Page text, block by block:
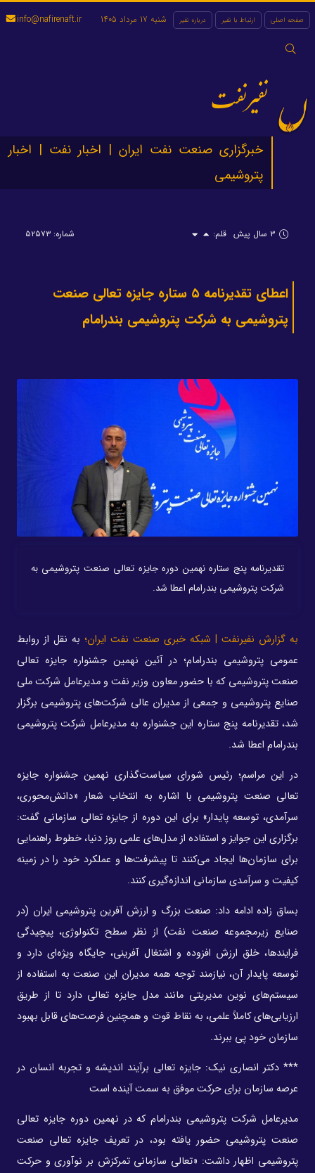
صفحه اصلی ارتباط با نفیر درباره نفیر
جستجو
شنبه 17 مرداد 1405 info@nafirenaft.ir
نفیرنفت
خبرگزاری صنعت نفت ایران | اخبار نفت | اخبار
پتروشیمی
۳ سال پیش قلم: شماره: ۵۲۵۷۳
اعطای تقدیرنامه ۵ ستاره جایزه تعالی صنعت
پتروشیمی به شرکت پتروشیمی بندرامام
تقدیرنامه پنج ستاره نهمین دوره جایزه تعالی صنعت پتروشیمی به
شرکت پتروشیمی بندرامام اعطا شد.
به گزارش نفیرنفت | شبکه خبری صنعت نفت ایران؛ به نقل از روابط
عمومی پتروشیمی بندرامام؛ در آئین نهمین جشنواره جایزه تعالی
صنعت پتروشیمی که با حضور معاون وزیر نفت و مدیرعامل شرکت ملی
صنایع پتروشیمی و جمعی از مدیران عالی شرکت‌های پتروشیمی برگزار
شد، تقدیرنامه پنج ستاره این جشنواره به مدیرعامل شرکت پتروشیمی
بندرامام اعطا شد.
در این مراسم؛ رئیس شورای سیاست‌گذاری نهمین جشنواره جایزه
تعالی صنعت پتروشیمی با اشاره به انتخاب شعار «دانش‌محوری،
سرآمدی، توسعه پایدار» برای این دوره از جایزه تعالی سازمانی گفت:
برگزاری این جوایز و استفاده از مدل‌های علمی روز دنیا، خطوط راهنمایی
برای سازمان‌ها ایجاد می‌کنند تا پیشرفت‌ها و عملکرد خود را در زمینه
کیفیت و سرآمدی سازمانی اندازه‌گیری کنند.
بساق زاده ادامه داد: صنعت بزرگ و ارزش آفرین پتروشیمی ایران (در
صنایع زیرمجموعه صنعت نفت) از نظر سطح تکنولوژی، پیچیدگی
فرایندها، خلق ارزش افزوده و اشتغال آفرینی، جایگاه ویژه‌ای دارد و
توسعه پایدار آن، نیازمند توجه همه مدیران این صنعت به استفاده از
سیستم‌های نوین مدیریتی مانند مدل جایزه تعالی دارد تا از طریق
ارزیابی‌های کاملاً علمی، به نقاط قوت و همچنین فرصت‌های قابل بهبود
سازمان خود پی ببرند.
*** دکتر انصاری نیک: جایزه تعالی برآیند اندیشه و تجربه انسان در
عرصه سازمان برای حرکت موفق به سمت آینده است
مدیرعامل شرکت پتروشیمی بندرامام که در نهمین دوره جایزه تعالی
صنعت پتروشیمی حضور یافته بود، در تعریف جایزه تعالی صنعت
پتروشیمی اظهار داشت: «تعالی سازمانی تمرکزش بر نوآوری و حرکت